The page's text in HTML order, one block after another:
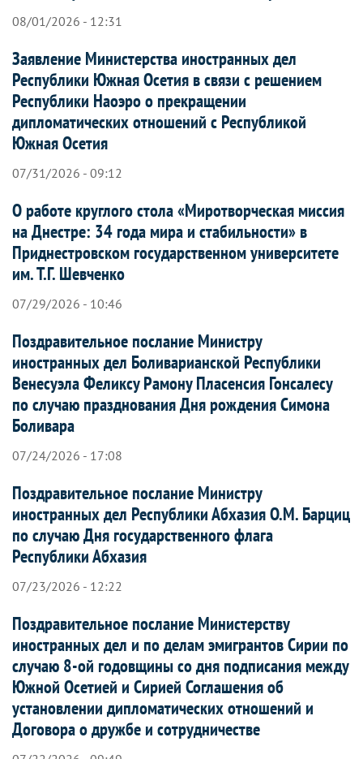
08/01/2026 - 12:31
Заявление Министерства иностранных дел
Республики Южная Осетия в связи с решением
Республики Наоэро о прекращении
дипломатических отношений с Республикой
Южная Осетия
07/31/2026 - 09:12
О работе круглого стола «Миротворческая миссия
на Днестре: 34 года мира и стабильности» в
Приднестровском государственном университете
им. Т.Г. Шевченко
07/29/2026 - 10:46
Поздравительное послание Министру
иностранных дел Боливарианской Республики
Венесуэла Феликсу Рамону Пласенсия Гонсалесу
по случаю празднования Дня рождения Симона
Боливара
07/24/2026 - 17:08
Поздравительное послание Министру
иностранных дел Республики Абхазия О.М. Барциц
по случаю Дня государственного флага
Республики Абхазия
07/23/2026 - 12:22
Поздравительное послание Министерству
иностранных дел и по делам эмигрантов Сирии по
случаю 8-ой годовщины со дня подписания между
Южной Осетией и Сирией Соглашения об
установлении дипломатических отношений и
Договора о дружбе и сотрудничестве